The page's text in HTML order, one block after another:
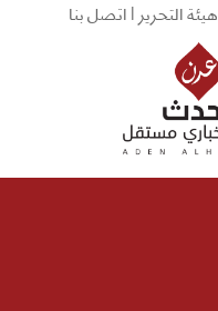
هيئة التحرير |اتصل بنا